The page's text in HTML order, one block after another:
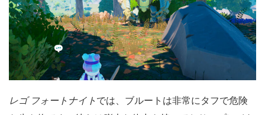
レゴ フォートナイト では、ブルートは非常にタフで危険